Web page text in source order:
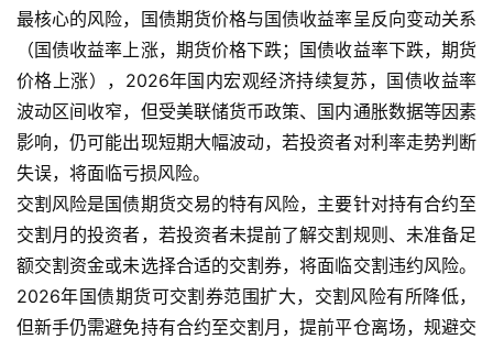
最核心的风险，国债期货价格与国债收益率呈反向变动关系
（国债收益率上涨，期货价格下跌；国债收益率下跌，期货
价格上涨），2026年国内宏观经济持续复苏，国债收益率
波动区间收窄，但受美联储货币政策、国内通胀数据等因素
影响，仍可能出现短期大幅波动，若投资者对利率走势判断
失误，将面临亏损风险。
交割风险是国债期货交易的特有风险，主要针对持有合约至
交割月的投资者，若投资者未提前了解交割规则、未准备足
额交割资金或未选择合适的交割券，将面临交割违约风险。
2026年国债期货可交割券范围扩大，交割风险有所降低，
但新手仍需避免持有合约至交割月，提前平仓离场，规避交